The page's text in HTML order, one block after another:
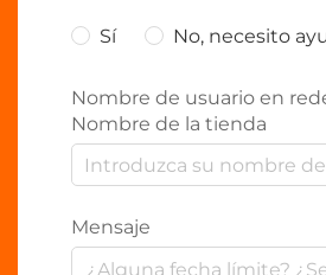
Sí No, necesito
Nombre de usuario en
Nombre de la tienda
Mensaje